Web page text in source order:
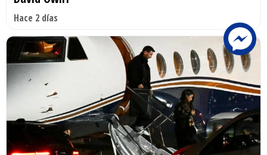
Hace 2 días